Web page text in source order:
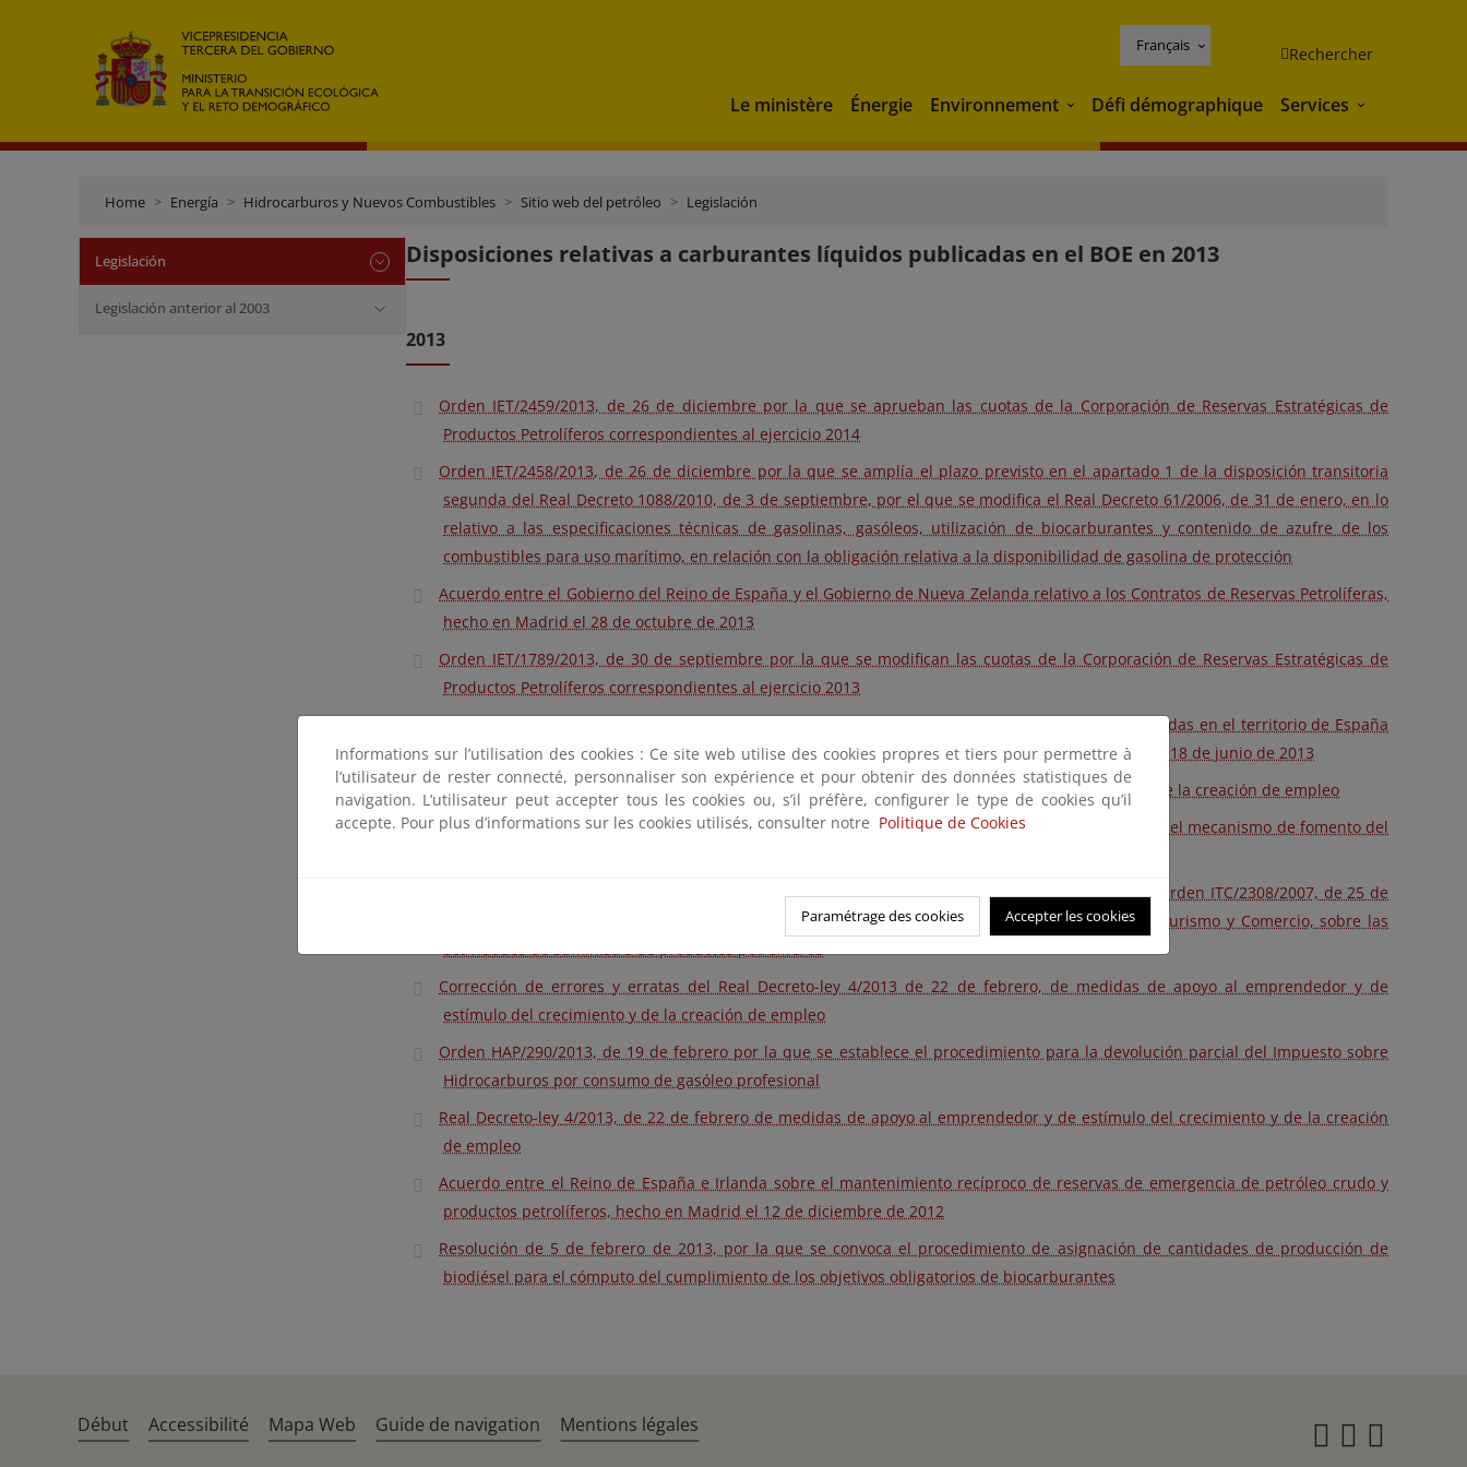
Français Rechercher
Le ministère Énergie Environnement Environnement
Défi démographique Services Services
Home Energía Hidrocarburos y Nuevos Combustibles Sitio web del petróleo Legislación
Legislación
Legislación anterior al 2003
Disposiciones relativas a carburantes líquidos publicadas en el BOE en 2013
2013
Orden IET/2459/2013, de 26 de diciembre por la que se aprueban las cuotas de la Corporación de Reservas Estratégicas de
Productos Petrolíferos correspondientes al ejercicio 2014
Orden IET/2458/2013, de 26 de diciembre por la que se amplía el plazo previsto en el apartado 1 de la disposición transitoria
segunda del Real Decreto 1088/2010, de 3 de septiembre, por el que se modifica el Real Decreto 61/2006, de 31 de enero, en lo
relativo a las especificaciones técnicas de gasolinas, gasóleos, utilización de biocarburantes y contenido de azufre de los
combustibles para uso marítimo, en relación con la obligación relativa a la disponibilidad de gasolina de protección
Acuerdo entre el Gobierno del Reino de España y el Gobierno de Nueva Zelanda relativo a los Contratos de Reservas Petrolíferas,
hecho en Madrid el 28 de octubre de 2013
Orden IET/1789/2013, de 30 de septiembre por la que se modifican las cuotas de la Corporación de Reservas Estratégicas de
Productos Petrolíferos correspondientes al ejercicio 2013
Acuerdo sobre el mantenimiento de reservas de petróleo crudo y productos petrolíferos almacenadas en el territorio de España
entre el Gobierno del Reino de España y el Gobierno de la República de Malta, hecho en Madrid el 18 de junio de 2013
Ley 11/2013, de 26 de julio de medidas de apoyo al emprendedor y de estímulo del crecimiento y de la creación de empleo
Circular 1/2013, de 9 de mayo, de la Comisión Nacional de Energía por la que se regula la gestión del mecanismo de fomento del
Resolución de 25 de febrero de 2013 por la que se da publicidad a los anexos modificados de la Orden ITC/2308/2007, de 25 de
julio, por la que se determina la forma de remisión de información al Ministerio de Industria, Turismo y Comercio, sobre las
actividades de suministro de productos petrolíferos
Corrección de errores y erratas del Real Decreto-ley 4/2013 de 22 de febrero, de medidas de apoyo al emprendedor y de
estímulo del crecimiento y de la creación de empleo
Orden HAP/290/2013, de 19 de febrero por la que se establece el procedimiento para la devolución parcial del Impuesto sobre
Hidrocarburos por consumo de gasóleo profesional
Real Decreto-ley 4/2013, de 22 de febrero de medidas de apoyo al emprendedor y de estímulo del crecimiento y de la creación
de empleo
Acuerdo entre el Reino de España e Irlanda sobre el mantenimiento recíproco de reservas de emergencia de petróleo crudo y
productos petrolíferos, hecho en Madrid el 12 de diciembre de 2012
Resolución de 5 de febrero de 2013, por la que se convoca el procedimiento de asignación de cantidades de producción de
biodiésel para el cómputo del cumplimiento de los objetivos obligatorios de biocarburantes
Informations sur l’utilisation des cookies : Ce site web utilise des cookies propres et tiers pour permettre à
l’utilisateur de rester connecté, personnaliser son expérience et pour obtenir des données statistiques de
navigation. L’utilisateur peut accepter tous les cookies ou, s’il préfère, configurer le type de cookies qu’il
accepte. Pour plus d’informations sur les cookies utilisés, consulter notre Politique de Cookies
Paramétrage des cookies Accepter les cookies
Début Accessibilité Mapa Web Guide de navigation Mentions légales Twitter